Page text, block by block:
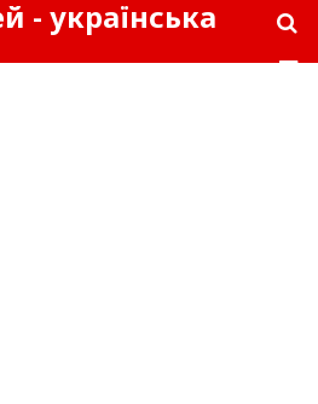
- українська